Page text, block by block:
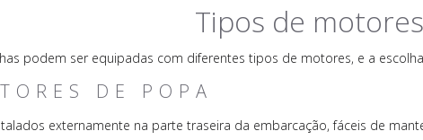
Tipos de
podem ser equipadas com diferentes tipos de motores, e a
DE POPA
externamente na parte traseira da embarcação, fáceis de